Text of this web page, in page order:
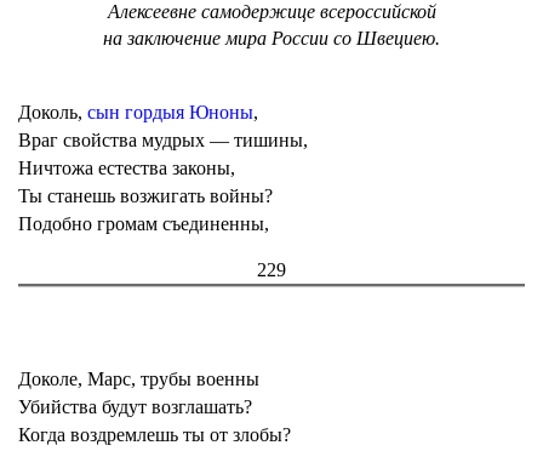
Алексеевне самодержице всероссийской
на заключение мира России со Швециею.
Доколь, сын гордыя Юноны,
Враг свойства мудрых — тишины,
Ничтожа естества законы,
Ты станешь возжигать войны?
Подобно громам съединенны,
229
Доколе, Марс, трубы военны
Убийства будут возглашать?
Когда воздремлешь ты от злобы?